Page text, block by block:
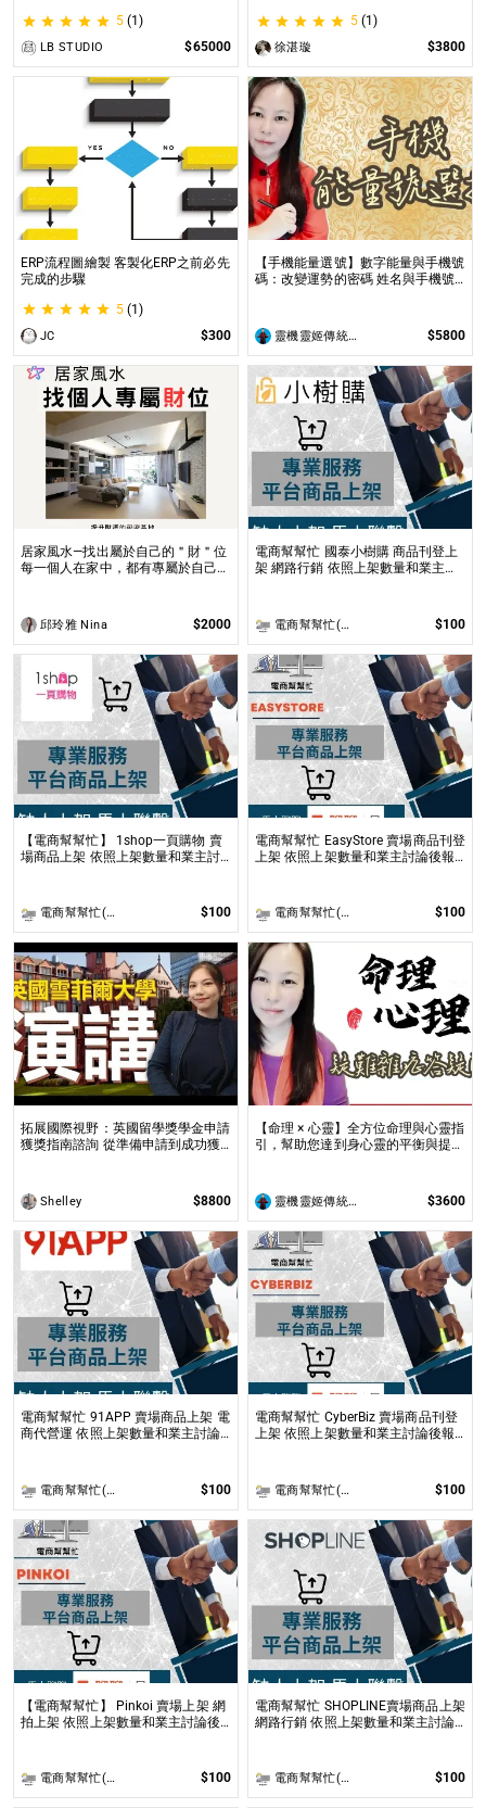
類補助 /貸款類計畫等企劃書撰寫
5 (1)
LB STUDIO $65000
5 (1)
徐湛璇 $3800
ERP流程圖繪製 客製化ERP之前必先
完成的步驟
5 (1)
JC $300
【手機能量選號】數字能量與手機號
碼：改變運勢的密碼 姓名與手機號
靈機靈姬傳統文化學院 $5800
居家風水—找出屬於自己的＂財＂位
每一個人在家中，都有專屬於自己的
邱玲雅 Nina $2000
電商幫幫忙 國泰小樹購 商品刊登上
架 網路行銷 依照上架數量和業主討
電商幫幫忙(電商平台代營運/電商上架/運營策略/網路行銷) $100
【電商幫幫忙】 1shop一頁購物 賣
場商品上架 依照上架數量和業主討
電商幫幫忙(電商平台代營運/電商上架/運營策略/網路行銷) $100
電商幫幫忙 EasyStore 賣場商品刊登
上架 依照上架數量和業主討論後報
電商幫幫忙(電商平台代營運/電商上架/運營策略/網路行銷) $100
拓展國際視野：英國留學獎學金申請
獲獎指南諮詢 從準備申請到成功獲
Shelley $8800
【命理 × 心靈】全方位命理與心靈指
引，幫助您達到身心靈的平衡與提升
靈機靈姬傳統文化學院 $3600
電商幫幫忙 91APP 賣場商品上架 電
商代營運 依照上架數量和業主討論
電商幫幫忙(電商平台代營運/電商上架/運營策略/網路行銷) $100
電商幫幫忙 CyberBiz 賣場商品刊登
上架 依照上架數量和業主討論後報
電商幫幫忙(電商平台代營運/電商上架/運營策略/網路行銷) $100
【電商幫幫忙】 Pinkoi 賣場上架 網
拍上架 依照上架數量和業主討論後
電商幫幫忙(電商平台代營運/電商上架/運營策略/網路行銷) $100
電商幫幫忙 SHOPLINE賣場商品上架
網路行銷 依照上架數量和業主討論
電商幫幫忙(電商平台代營運/電商上架/運營策略/網路行銷) $100